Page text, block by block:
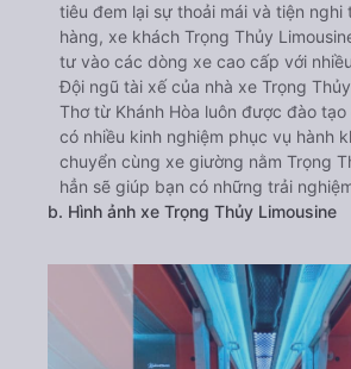
tiêu đem lại sự thoải mái và tiện nghi
hàng, xe khách Trọng Thủy
tư vào các dòng xe cao cấp với
Đội ngũ tài xế của nhà xe Trọng
Thơ từ Khánh Hòa luôn được đào
có nhiều kinh nghiệm phục vụ hành
chuyển cùng xe giường nằm Trọng
hẳn sẽ giúp bạn có những trải
b. Hình ảnh xe Trọng Thủy Limousine